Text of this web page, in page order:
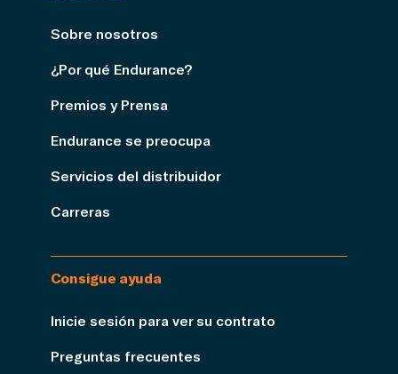
Sobre nosotros
¿Por qué Endurance?
Premios y Prensa
Endurance se preocupa
Servicios del distribuidor
Carreras
Consigue ayuda
Inicie sesión para ver su contrato
Preguntas frecuentes